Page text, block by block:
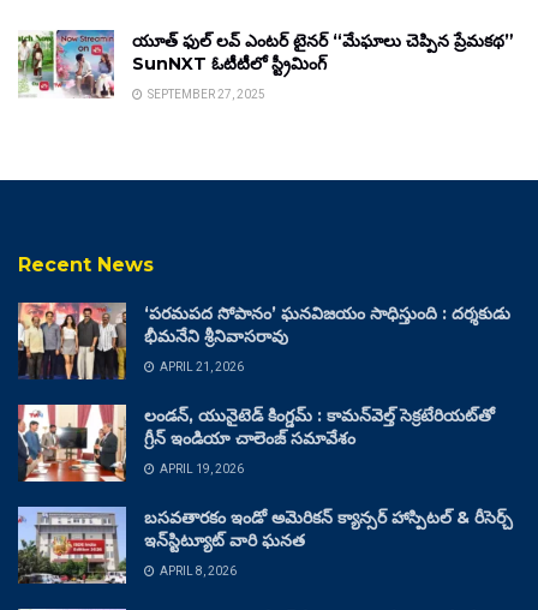
యూత్ ఫుల్ లవ్ ఎంటర్ టైనర్ “మేఘాలు చెప్పిన ప్రేమకథ”
SunNXT ఓటీటీలో స్ట్రీమింగ్
SEPTEMBER 27, 2025
Recent News
‘పరమపద సోపానం’ ఘనవిజయం సాధిస్తుంది : దర్శకుడు
భీమనేని శ్రీనివాసరావు
APRIL 21, 2026
లండన్, యునైటెడ్ కింగ్డమ్ : కామన్‌వెల్త్ సెక్రటేరియట్‌తో
గ్రీన్ ఇండియా చాలెంజ్ సమావేశం
APRIL 19, 2026
బసవతారకం ఇండో అమెరికన్ క్యాన్సర్ హాస్పిటల్ & రీసెర్చ్
ఇన్‌స్టిట్యూట్ వారి ఘనత
APRIL 8, 2026